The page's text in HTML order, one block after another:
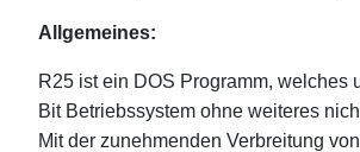
Allgemeines:
R25 ist ein DOS Programm, welches
Bit Betriebssystem ohne weiteres
Mit der zunehmenden Verbreitung